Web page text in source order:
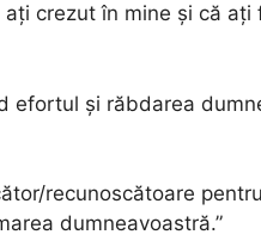
ați crezut în mine și că
efortul și răbdarea
recunoscătoare
dumneavoastră.”